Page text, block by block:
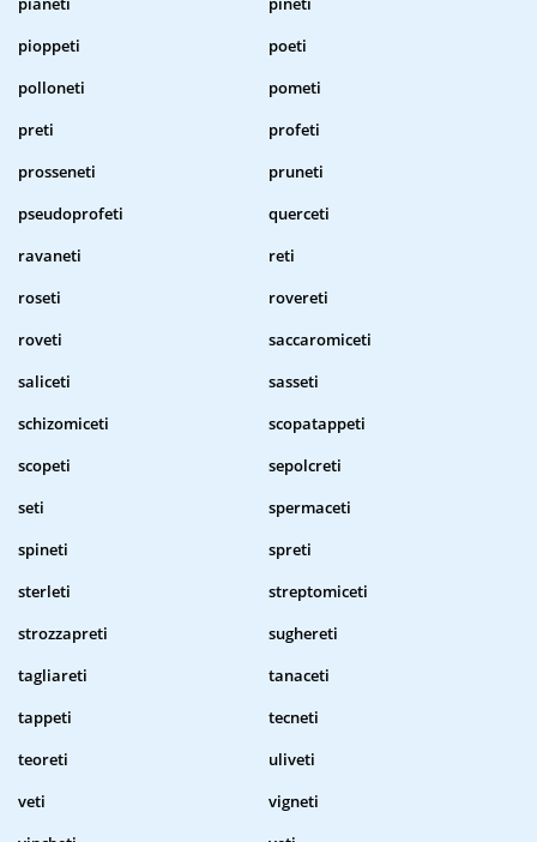
pioppeti
poeti
polloneti
pometi
preti
profeti
prosseneti
pruneti
pseudoprofeti
querceti
ravaneti
reti
roseti
rovereti
roveti
saccaromiceti
saliceti
sasseti
schizomiceti
scopatappeti
scopeti
sepolcreti
seti
spermaceti
spineti
spreti
sterleti
streptomiceti
strozzapreti
sughereti
tagliareti
tanaceti
tappeti
tecneti
teoreti
uliveti
veti
vigneti